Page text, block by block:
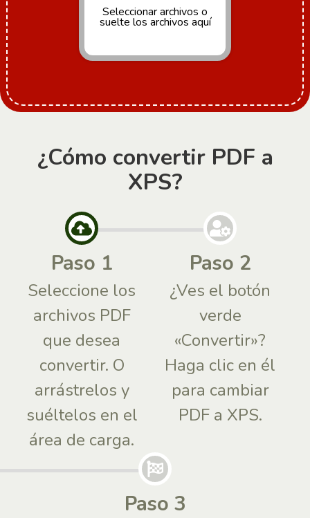
Seleccionar archivos o
suelte los archivos aquí
¿Cómo convertir PDF a
XPS?
Paso 1
Seleccione los
archivos PDF
que desea
convertir. O
arrástrelos y
suéltelos en el
área de carga.
Paso 2
¿Ves el botón
verde
«Convertir»?
Haga clic en él
para cambiar
PDF a XPS.
Paso 3